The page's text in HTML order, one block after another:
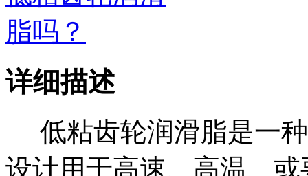
详细描述
低粘齿轮润滑脂是一
设计用于高速、高温、